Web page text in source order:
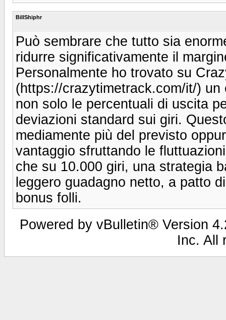
BillShiphr
Può sembrare che tutto sia
ridurre significativamente il
Personalmente ho trovato su
(https://crazytimetrack.com/it/)
non solo le percentuali di uscita
deviazioni standard sui giri.
mediamente più del previsto
vantaggio sfruttando le
che su 10.000 giri, una strategia
leggero guadagno netto, a patto
bonus folli.
Powered by vBulletin® Version
Inc. All